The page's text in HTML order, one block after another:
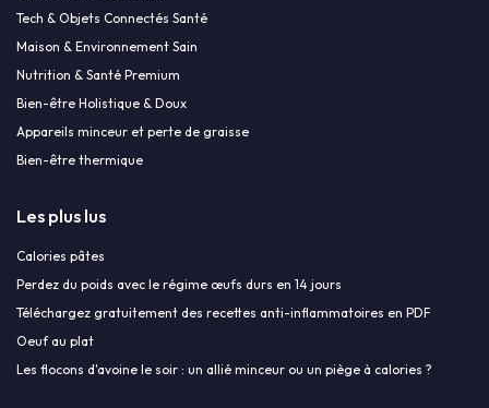
Tech & Objets Connectés Santé
Maison & Environnement Sain
Nutrition & Santé Premium
Bien-être Holistique & Doux
Appareils minceur et perte de graisse
Bien-être thermique
Les plus lus
Calories pâtes
Perdez du poids avec le régime œufs durs en 14 jours
Téléchargez gratuitement des recettes anti-inflammatoires en PDF
Oeuf au plat
Les flocons d'avoine le soir : un allié minceur ou un piège à calories ?